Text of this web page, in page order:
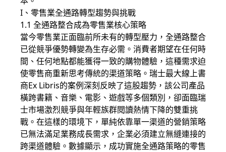
I、零售業全通路轉型趨勢與挑戰
1.1 全通路整合成為零售業核心策略
當今零售業正面臨前所未有的轉型壓力，全通路整合
已從競爭優勢轉變為生存必需。消費者期望在任何時
間、任何地點都能獲得一致的購物體驗，這種需求迫
使零售商重新思考傳統的渠道策略。瑞士最大線上書
商Ex Libris的案例深刻反映了這股趨勢，該公司產品
橫跨書籍、音樂、電影、遊戲等多個類別，卻面臨瑞
士市場激烈競爭與年輕族群閱讀熱情下降的雙重挑
戰。在這樣的環境下，單純依靠單一渠道的營銷策略
已無法滿足業務成長需求，企業必須建立無縫連接的
跨渠道體驗。數據顯示，成功實施全通路策略的零售